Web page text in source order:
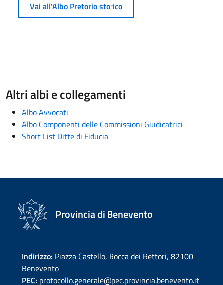
Vai all'Albo Pretorio storico
Altri albi e collegamenti
Albo Avvocati
Albo Componenti delle Commissioni Giudicatrici
Short List Ditte di Fiducia
Provincia di Benevento
Indirizzo: Piazza Castello, Rocca dei Rettori, 82100
Benevento
PEC: protocollo.generale@pec.provincia.benevento.it